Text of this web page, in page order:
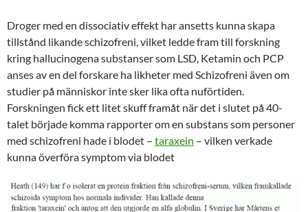
Droger med en dissociativ effekt har ansetts kunna skapa
tillstånd likande schizofreni, vilket ledde fram till forskning
kring hallucinogena substanser som LSD, Ketamin och PCP
anses av en del forskare ha likheter med Schizofreni även om
studier på människor inte sker lika ofta nuförtiden.
Forskningen fick ett litet skuff framåt när det i slutet på 40-
talet började komma rapporter om en substans som personer
med schizofreni hade i blodet – taraxein – vilken verkade
kunna överföra symptom via blodet